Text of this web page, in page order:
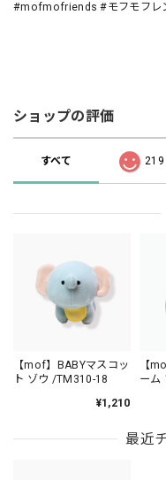
#mofmofriends #モフモフレ
ショップの評価
すべて 219
【mof】BABYマスコッ
ト ゾウ /TM310-18
¥1,210
【
ーム
最近